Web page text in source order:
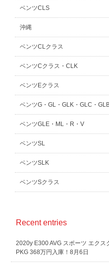
ベンツCLS
沖縄
ベンツCLクラス
ベンツCクラス・CLK
ベンツEクラス
ベンツG・GL・GLK・GLC・
ベンツGLE・ML・R・V
ベンツSL
ベンツSLK
ベンツSクラス
Recent entries
2020y E300 AVG スポーツ エク
PKG 368万円入庫！8月6日